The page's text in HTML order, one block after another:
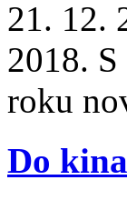
21. 12.
2018. S
roku
Do